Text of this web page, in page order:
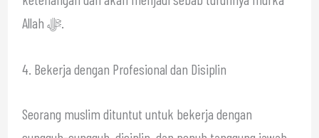
Allah ﷻ.
4. Bekerja dengan Profesional dan Disiplin
Seorang muslim dituntut untuk bekerja dengan